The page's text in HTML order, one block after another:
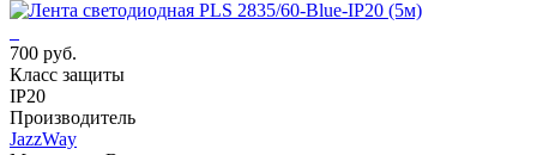
700 руб.
Класс защиты
IP20
Производитель
JazzWay